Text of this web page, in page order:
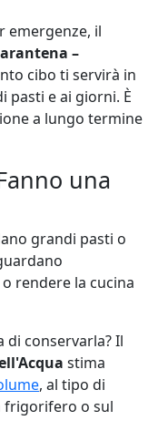
emergenze, il
–
cibo ti servirà in
pasti e ai giorni. È
a lungo termine
una
grandi pasti o
rendere la cucina
conservarla? Il
stima
, al tipo di
frigorifero o sul